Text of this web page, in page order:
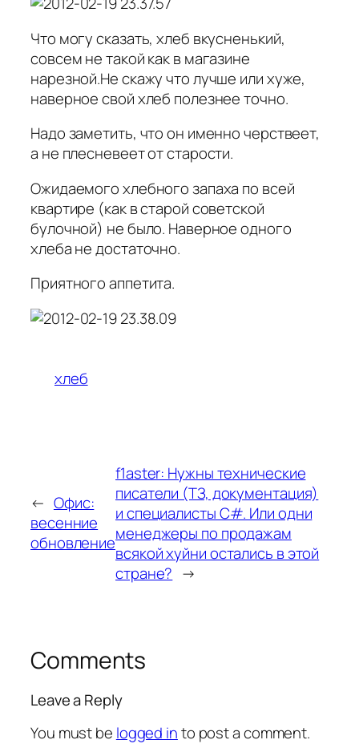
Что могу сказать, хлеб вкусненький,
совсем не такой как в магазине
нарезной.Не скажу что лучше или хуже,
наверное свой хлеб полезнее точно.
Надо заметить, что он именно черствеет,
а не плесневеет от старости.
Ожидаемого хлебного запаха по всей
квартире (как в старой советской
булочной) не было. Наверное одного
хлеба не достаточно.
Приятного аппетита.
хлеб
← Офис:
весенние
обновление
f1aster: Нужны технические
писатели (ТЗ, документация)
и специалисты C#. Или одни
менеджеры по продажам
всякой хуйни остались в этой
стране? →
Comments
Leave a Reply
You must be logged into post a comment.